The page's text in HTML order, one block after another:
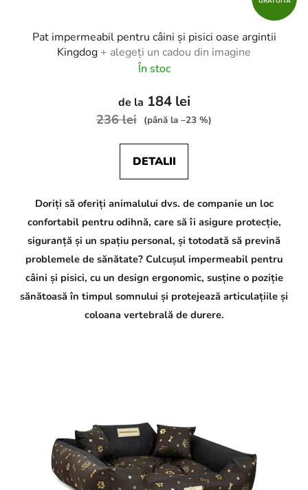
Pat impermeabil pentru câini și pisici oase argintii
Kingdog + alegeți un cadou din imagine
În stoc
de la 184 lei
236 lei (până la –23 %)
DETALII
Doriți să oferiți animalului dvs. de companie un loc
confortabil pentru odihnă, care să îi asigure protecție,
siguranță și un spațiu personal, și totodată să prevină
problemele de sănătate? Culcușul impermeabil pentru
câini și pisici, cu un design ergonomic, susține o poziție
sănătoasă în timpul somnului și protejează articulațiile și
coloana vertebrală de durere.